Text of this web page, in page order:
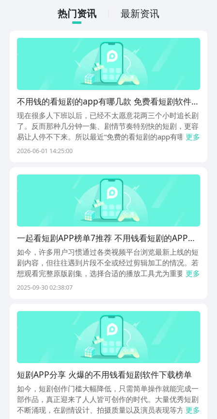
面就针对下载地址做相关内容的介绍。
热门资讯 最新资讯
不用钱的看短剧的app有哪几款 免费看短剧软件推
荐
现在很多人下班以后，已经不太愿意花两三个小时追长剧
了。反而那种几分钟一集、剧情节奏特别快的短剧，更容
易让人停不下来。所以最近“免费的看短剧的app有哪
些”这个问题，讨论度还挺高。毕竟大家都想找点更新
商...
更多
2026-06-01 14:25:00
一起看短剧APP榜单7推荐 不用钱看短剧的APP分
享与资源before_1
如今，许多用户习惯通过各类视频平台浏览最新上线的短
剧内容，但往往遇到片段不全或经过剪辑加工的情况。若
想观看完整原版剧集，选择合适的播放工具尤为重要。本
文将为大家整理几款实用的短剧观看App推荐，帮助大家
更多
2025-09-30 02:38:07
短剧APP分享 火爆的不用钱看短剧软件下载榜单
如今，短剧创作门槛大幅降低，只需简单操作就能完成一
部作品，真正迎来了人人皆可创作的时代。大量优秀短剧
不断涌现，在剧情设计、拍摄质量以及演员表现等方面都
更多